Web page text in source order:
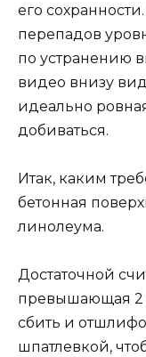
его
перепадов
по устранению
видео внизу
идеально
добиваться.
Итак, каким
бетонная
линолеума.
Достаточной
превышающая 2
сбить и
шпатлевкой,